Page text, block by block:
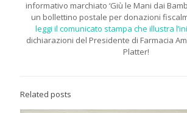
informativo marchiato ‘Giù le Mani dai
un bollettino postale per donazioni
leggi il comunicato stampa che illustra
dichiarazioni del Presidente di Farmacia
Platter!
Related posts